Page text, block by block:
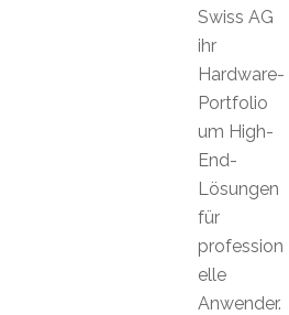
Swiss AG
ihr
Hardware-
Portfolio
um High-
End-
Lösungen
für
profession
elle
Anwender.